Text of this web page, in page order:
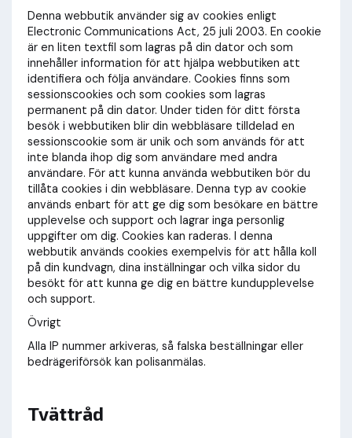
Denna webbutik använder sig av cookies enligt
Electronic Communications Act, 25 juli 2003. En cookie
är en liten textfil som lagras på din dator och som
innehåller information för att hjälpa webbutiken att
identifiera och följa användare. Cookies finns som
sessionscookies och som cookies som lagras
permanent på din dator. Under tiden för ditt första
besök i webbutiken blir din webbläsare tilldelad en
sessionscookie som är unik och som används för att
inte blanda ihop dig som användare med andra
användare. För att kunna använda webbutiken bör du
tillåta cookies i din webbläsare. Denna typ av cookie
används enbart för att ge dig som besökare en bättre
upplevelse och support och lagrar inga personlig
uppgifter om dig. Cookies kan raderas. I denna
webbutik används cookies exempelvis för att hålla koll
på din kundvagn, dina inställningar och vilka sidor du
besökt för att kunna ge dig en bättre kundupplevelse
och support.
Övrigt
Alla IP nummer arkiveras, så falska beställningar eller
bedrägeriförsök kan polisanmälas.
Tvättråd